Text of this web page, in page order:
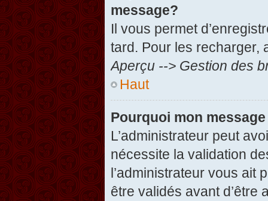
message?
Il vous permet
tard. Pour les recharger,
Aperçu --> Gestion des
Haut
Pourquoi mon
L’administrateur peut
nécessite la validation
l’administrateur vous ait
être validés avant d’être